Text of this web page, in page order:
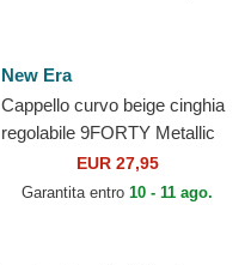
New Era
Cappello curvo beige cinghia
regolabile 9FORTY Metallic
dei New York Yankees MLB
di New Era
EUR 27,95
Garantita entro 10 - 11 ago.